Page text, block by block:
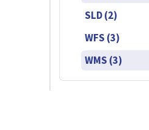
SLD (2)
WFS (3)
WMS (3)